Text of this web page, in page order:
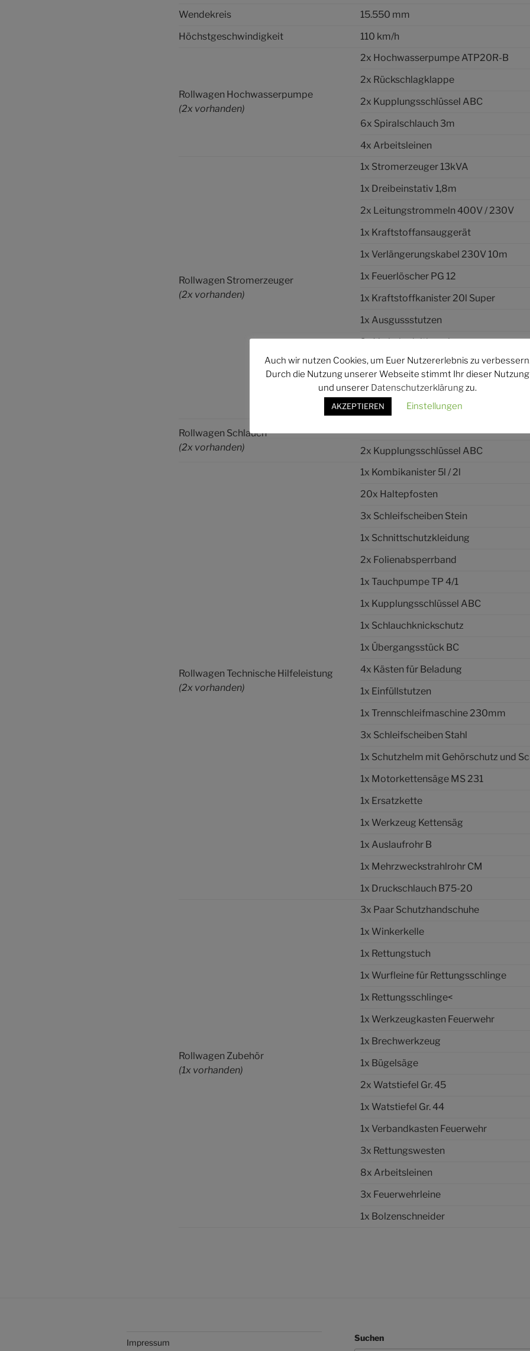
Wendekreis
15.550 mm
Höchstgeschwindigkeit
110 km/h
Rollwagen Hochwasserpumpe
(2x vorhanden)
2x Hochwasserpumpe ATP20R-B
2x Rückschlagklappe
2x Kupplungsschlüssel ABC
6x Spiralschlauch 3m
4x Arbeitsleinen
Rollwagen Stromerzeuger
(2x vorhanden)
1x Stromerzeuger 13kVA
1x Dreibeinstativ 1,8m
2x Leitungstrommeln 400V / 230V
1x Kraftstoffansauggerät
1x Verlängerungskabel 230V 10m
1x Feuerlöscher PG 12
1x Kraftstoffkanister 20l Super
1x Ausgussstutzen
2x Verkehrsleitkegel
1x Personenschutzschalter 230V
2x Flutlichtstrahler 500W
1x Aufnahmebrücker
Rollwagen Schlauch
(2x vorhanden)
2x Kupplungsschlüssel ABC
Rollwagen Technische Hilfeleistung
(2x vorhanden)
1x Kombikanister 5l / 2l
20x Haltepfosten
3x Schleifscheiben Stein
1x Schnittschutzkleidung
2x Folienabsperrband
1x Tauchpumpe TP 4/1
1x Kupplungsschlüssel ABC
1x Schlauchknickschutz
1x Übergangsstück BC
4x Kästen für Beladung
1x Einfüllstutzen
1x Trennschleifmaschine 230mm
3x Schleifscheiben Stahl
1x Schutzhelm mit Gehörschutz und
1x Motorkettensäge MS 231
1x Ersatzkette
1x Werkzeug Kettensäg
1x Auslaufrohr B
1x Mehrzweckstrahlrohr CM
1x Druckschlauch B75-20
Rollwagen Zubehör
(1x vorhanden)
3x Paar Schutzhandschuhe
1x Winkerkelle
1x Rettungstuch
1x Wurfleine für Rettungsschlinge
1x Rettungsschlinge<
1x Werkzeugkasten Feuerwehr
1x Brechwerkzeug
1x Bügelsäge
2x Watstiefel Gr. 45
1x Watstiefel Gr. 44
1x Verbandkasten Feuerwehr
3x Rettungswesten
8x Arbeitsleinen
3x Feuerwehrleine
1x Bolzenschneider
Impressum Suchen
Auch wir nutzen Cookies, um Euer Nutzererlebnis zu
Durch die Nutzung unserer Webseite stimmt Ihr dieser Nutzung
und unserer Datenschutzerklärungzu.
AKZEPTIEREN Einstellungen